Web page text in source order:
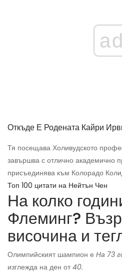
ad
Откъде Е Родената Кайри
Тя посещава Холивудското
завършва с отлично академично
присъединява към Колорадо
Топ 100 цитати на Нейтън Чен
На колко
Флеминг?
височина и
Олимпийският шампион е На 73
изглежда на ден от40.